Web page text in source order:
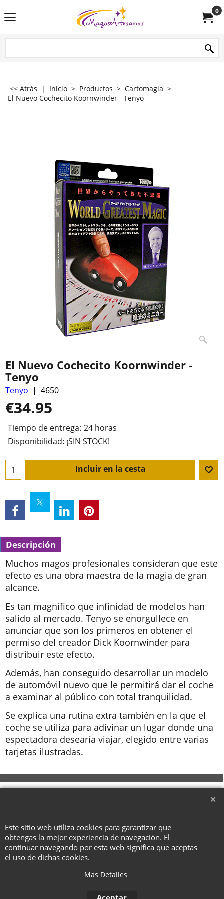
0
<< Atrás | Inicio > Productos > Cartomagia >
El Nuevo Cochecito Koornwinder - Tenyo
El Nuevo Cochecito Koornwinder -
Tenyo
Tenyo 4650
€34.95
Tiempo de entrega: 24 horas
Disponibilidad: ¡SIN STOCK!
Incluir en la cesta
Descripción
Muchos magos profesionales consideran que este
efecto es una obra maestra de la magia de gran
alcance.
Es tan magnífico que infinidad de modelos han
salido al mercado. Tenyo se enorgullece en
anunciar que son los primeros en obtener el
permiso del creador Dick Koornwinder para
distribuir este efecto.
Además, han conseguido desarrollar un modelo
de automóvil nuevo que le permitirá dar el coche
a examinar al público con total tranquilidad.
Se explica una rutina extra también en la que el
coche se utiliza para adivinar un lugar donde una
espectadora desearía viajar, elegido entre varias
tarjetas ilustradas.
Este sitio web utiliza cookies para garantizar que
obtengas la mejor experiencia de navegación. El
continuar navegando por esta web significa que aceptas
el uso de dichas cookies.
Mas Detalles